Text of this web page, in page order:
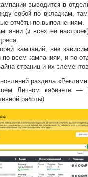
выводится в
собой по вкладкам,
отчёты по выполнениям.
(и всех её
кампаний, вне
по всем кампаниям, и по
страниц и их
раздела
Личном кабинете —
работы)